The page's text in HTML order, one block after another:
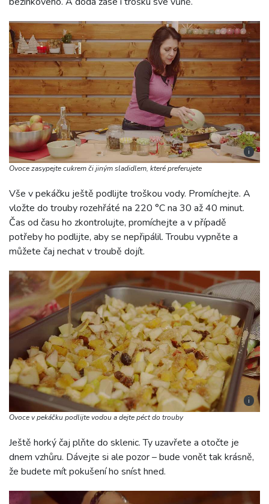
i
Ovoce zasypejte cukrem či jiným sladidlem, které preferujete
Vše v pekáčku ještě podlijte troškou vody. Promíchejte. A
vložte do trouby rozehřáté na 220 °C na 30 až 40 minut.
Čas od času ho zkontrolujte, promíchejte a v případě
potřeby ho podlijte, aby se nepřipálil. Troubu vypněte a
můžete čaj nechat v troubě dojít.
i
Ovoce v pekáčku podlijte vodou a dejte péct do trouby
Ještě horký čaj plňte do sklenic. Ty uzavřete a otočte je
dnem vzhůru. Dávejte si ale pozor – bude vonět tak krásně,
že budete mít pokušení ho sníst hned.